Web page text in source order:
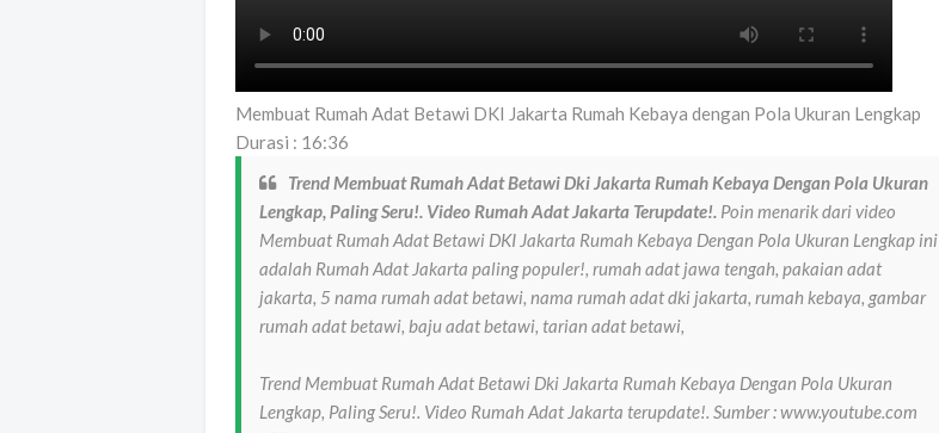
Membuat Rumah Adat Betawi DKI Jakarta Rumah Kebaya dengan Pola Ukuran Lengkap
Durasi : 16:36
Trend Membuat Rumah Adat Betawi Dki Jakarta Rumah Kebaya Dengan Pola Ukuran
Lengkap, Paling Seru!. Video Rumah Adat Jakarta Terupdate!. Poin menarik dari video
Membuat Rumah Adat Betawi DKI Jakarta Rumah Kebaya Dengan Pola Ukuran Lengkap ini
adalah Rumah Adat Jakarta paling populer!, rumah adat jawa tengah, pakaian adat
jakarta, 5 nama rumah adat betawi, nama rumah adat dki jakarta, rumah kebaya, gambar
rumah adat betawi, baju adat betawi, tarian adat betawi,
Trend Membuat Rumah Adat Betawi Dki Jakarta Rumah Kebaya Dengan Pola Ukuran
Lengkap, Paling Seru!. Video Rumah Adat Jakarta terupdate!. Sumber : www.youtube.com